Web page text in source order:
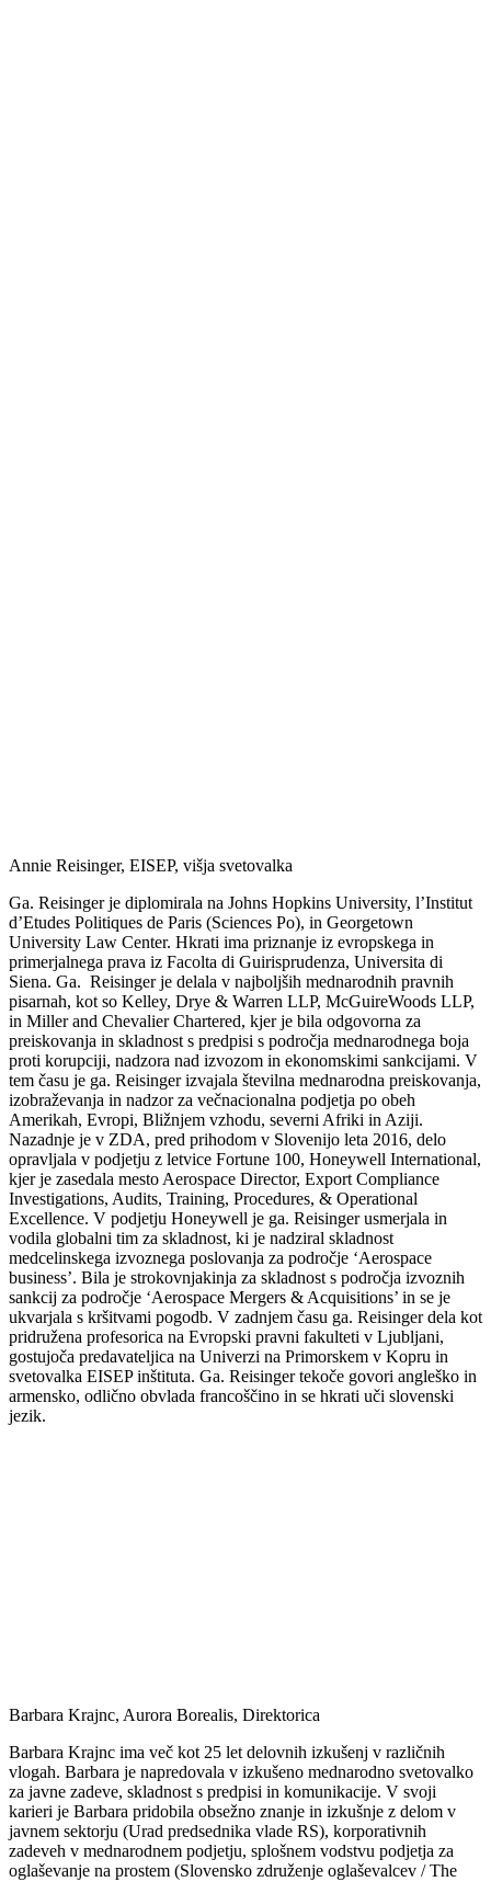
Annie Reisinger, EISEP, višja svetovalka
Ga. Reisinger je diplomirala na Johns Hopkins University, l’Institut
d’Etudes Politiques de Paris (Sciences Po), in Georgetown
University Law Center. Hkrati ima priznanje iz evropskega in
primerjalnega prava iz Facolta di Guirisprudenza, Universita di
Siena. Ga. Reisinger je delala v najboljših mednarodnih pravnih
pisarnah, kot so Kelley, Drye & Warren LLP, McGuireWoods LLP,
in Miller and Chevalier Chartered, kjer je bila odgovorna za
preiskovanja in skladnost s predpisi s področja mednarodnega boja
proti korupciji, nadzora nad izvozom in ekonomskimi sankcijami. V
tem času je ga. Reisinger izvajala številna mednarodna preiskovanja,
izobraževanja in nadzor za večnacionalna podjetja po obeh
Amerikah, Evropi, Bližnjem vzhodu, severni Afriki in Aziji.
Nazadnje je v ZDA, pred prihodom v Slovenijo leta 2016, delo
opravljala v podjetju z letvice Fortune 100, Honeywell International,
kjer je zasedala mesto Aerospace Director, Export Compliance
Investigations, Audits, Training, Procedures, & Operational
Excellence. V podjetju Honeywell je ga. Reisinger usmerjala in
vodila globalni tim za skladnost, ki je nadziral skladnost
medcelinskega izvoznega poslovanja za področje ‘Aerospace
business’. Bila je strokovnjakinja za skladnost s področja izvoznih
sankcij za področje ‘Aerospace Mergers & Acquisitions’ in se je
ukvarjala s kršitvami pogodb. V zadnjem času ga. Reisinger dela kot
pridružena profesorica na Evropski pravni fakulteti v Ljubljani,
gostujoča predavateljica na Univerzi na Primorskem v Kopru in
svetovalka EISEP inštituta. Ga. Reisinger tekoče govori angleško in
armensko, odlično obvlada francoščino in se hkrati uči slovenski
jezik.
Barbara Krajnc, Aurora Borealis, Direktorica
Barbara Krajnc ima več kot 25 let delovnih izkušenj v različnih
vlogah. Barbara je napredovala v izkušeno mednarodno svetovalko
za javne zadeve, skladnost s predpisi in komunikacije. V svoji
karieri je Barbara pridobila obsežno znanje in izkušnje z delom v
javnem sektorju (Urad predsednika vlade RS), korporativnih
zadeveh v mednarodnem podjetju, splošnem vodstvu podjetja za
oglaševanje na prostem (Slovensko združenje oglaševalcev / The